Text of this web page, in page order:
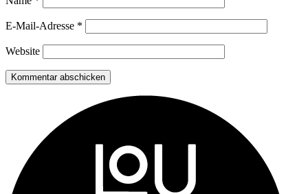
E-Mail-Adresse *
Website